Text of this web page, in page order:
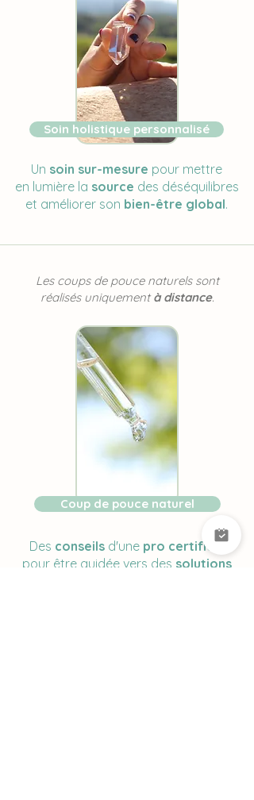
Soin holistique personnalisé
Un soin sur-mesure pour mettre
en lumière la source des déséquilibres
et améliorer son bien-être global.
Les coups de pouce naturels sont
réalisés uniquementà distance.
Coup de pouce naturel
Des conseils d'une pro certifiée,
pour être guidée vers des solutions